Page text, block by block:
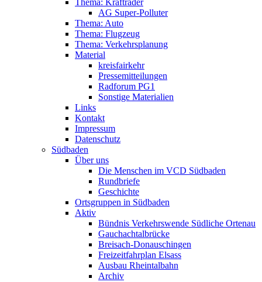
Thema: Krafträder
AG Super-Polluter
Thema: Auto
Thema: Flugzeug
Thema: Verkehrsplanung
Material
kreisfairkehr
Pressemitteilungen
Radforum PG1
Sonstige Materialien
Links
Kontakt
Impressum
Datenschutz
Südbaden
Über uns
Die Menschen im VCD Südbaden
Rundbriefe
Geschichte
Ortsgruppen in Südbaden
Aktiv
Bündnis Verkehrswende Südliche Ortenau
Gauchachtalbrücke
Breisach-Donauschingen
Freizeitfahrplan Elsass
Ausbau Rheintalbahn
Archiv